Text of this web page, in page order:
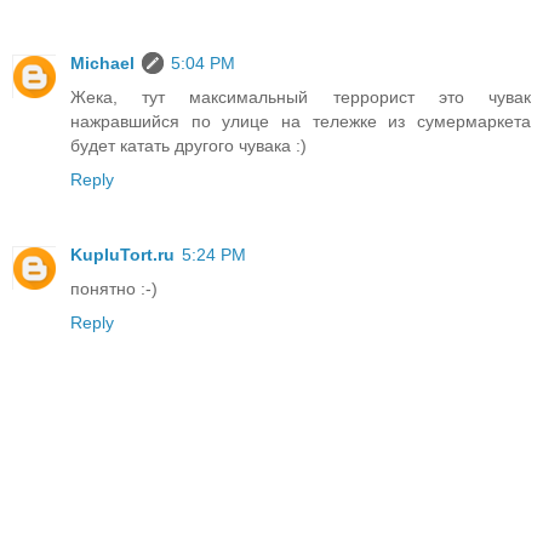
Michael
5:04 PM
Жека, тут максимальный террорист это чувак
нажравшийся по улице на тележке из сумермаркета
будет катать другого чувака :)
Reply
KupluTort.ru 5:24 PM
понятно :-)
Reply